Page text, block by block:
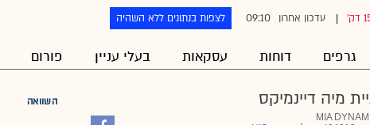
עדכון אחרון 09:10 לצפות בנתונים ללא השהיה
גרפים דוחות עסקאות בעלי עניין פורום
מיה דיינמיקס
MIA
השוואה